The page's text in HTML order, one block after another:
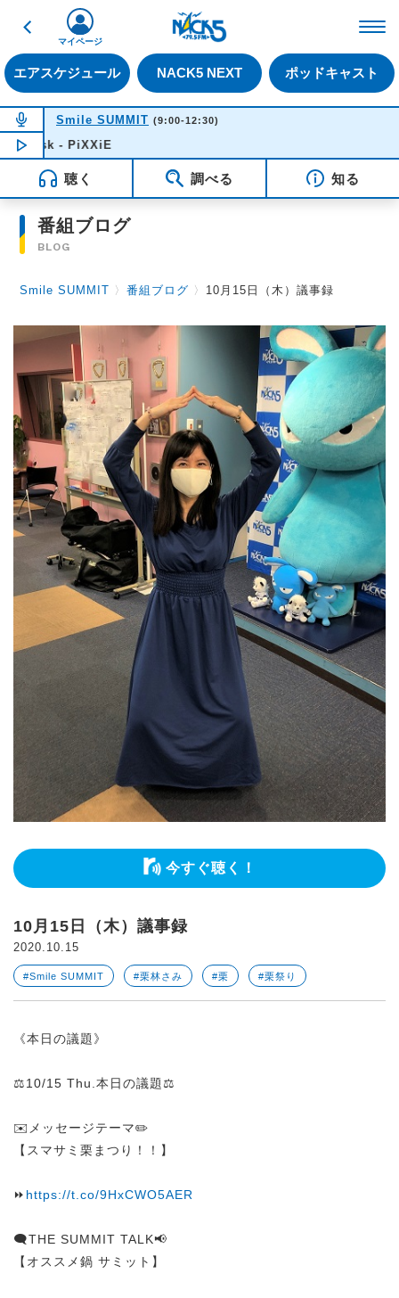
戻る
エアスケジュール NACK5 NEXT ポッドキャスト
マイページ
NOW ON AIR
Smile SUMMIT (9:00-12:30)
NOW PLAYING
tsk - PiXXiE
聴く 調べる 知る
番組ブログ
BLOG
Smile SUMMIT 〉番組ブログ 〉 10月15日（木）議事録
今すぐ聴く！
10月15日（木）議事録
2020.10.15
#Smile SUMMIT #栗林さみ #栗 #栗祭り
《本日の議題》
⚖️10/15 Thu.本日の議題⚖️
✉️メッセージテーマ✏️
【スマサミ栗まつり！！】
⏩ https://t.co/9HxCWO5AER
🗨️THE SUMMIT TALK📢
【オススメ鍋 サミット】